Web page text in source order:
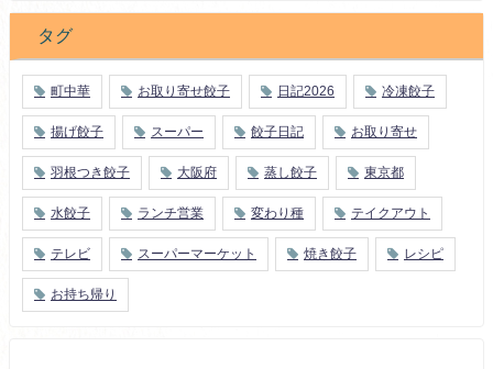
タグ
町中華 お取り寄せ餃子 日記2026 冷凍餃子
揚げ餃子 スーパー 餃子日記 お取り寄せ
羽根つき餃子 大阪府 蒸し餃子 東京都
水餃子 ランチ営業 変わり種 テイクアウト
テレビ スーパーマーケット 焼き餃子 レシピ
お持ち帰り